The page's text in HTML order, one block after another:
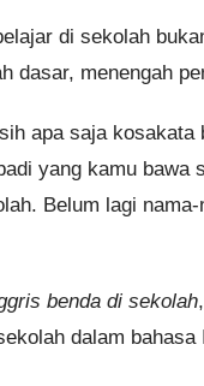
di sekolah
dasar, menengah
apa saja
yang kamu bawa
Belum lagi
benda di sekolah
dalam